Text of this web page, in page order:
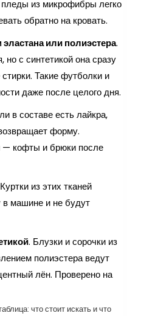
из микрофибры легко
обратно на кровать.
или полиэстера.
с синтетикой она сразу
Такие футболки и
даже после целого дня.
в составе есть лайкра,
форму.
— кофты и брюки после
из этих тканей
машине и не будут
. Блузки и сорочки из
полиэстера ведут
лён. Проверено на
что стоит искать и что